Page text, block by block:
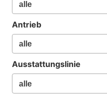
Antrieb
Ausstattungslinie